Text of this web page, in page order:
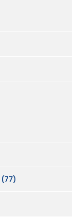
(77)